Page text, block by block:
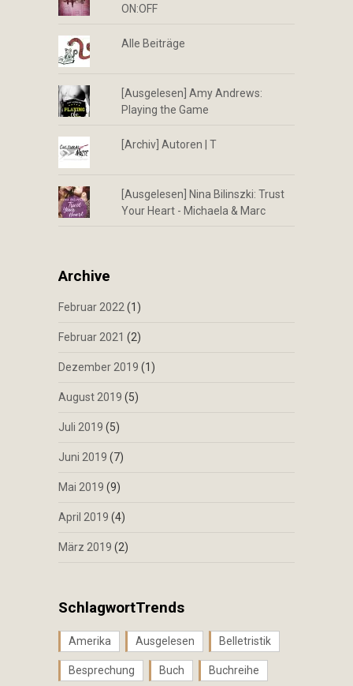
ON:OFF
Alle Beiträge
[Ausgelesen] Amy Andrews:
Playing the Game
[Archiv] Autoren | T
[Ausgelesen] Nina Bilinszki: Trust
Your Heart - Michaela & Marc
Archive
Februar 2022(1)
Februar 2021 (2)
Dezember 2019 (1)
August 2019 (5)
Juli 2019 (5)
Juni 2019 (7)
Mai 2019 (9)
April 2019 (4)
März 2019 (2)
SchlagwortTrends
Amerika Ausgelesen Belletristik
Besprechung Buch Buchreihe